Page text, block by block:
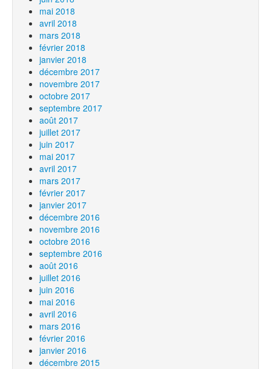
mai 2018
avril 2018
mars 2018
février 2018
janvier 2018
décembre 2017
novembre 2017
octobre 2017
septembre 2017
août 2017
juillet 2017
juin 2017
mai 2017
avril 2017
mars 2017
février 2017
janvier 2017
décembre 2016
novembre 2016
octobre 2016
septembre 2016
août 2016
juillet 2016
juin 2016
mai 2016
avril 2016
mars 2016
février 2016
janvier 2016
décembre 2015